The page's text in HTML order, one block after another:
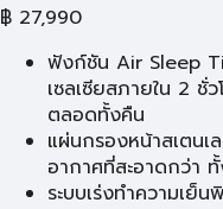
฿ 27,990
ฟังก์ชัน Air Sleep
เซลเซียสภายใน 2 ชั่
ตลอดทั้งคืน
แผ่นกรองหน้าสเตนเ
อากาศที่สะอาดกว่า
ระบบเร่งทำความเย็